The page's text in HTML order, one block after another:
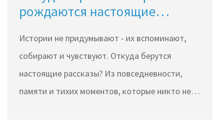
рождаются настоящие
Истории не придумывают - их вспоминают,
собирают и чувствуют. Откуда берутся
настоящие рассказы? Из повседневности,
памяти и тихих моментов, которые никто не